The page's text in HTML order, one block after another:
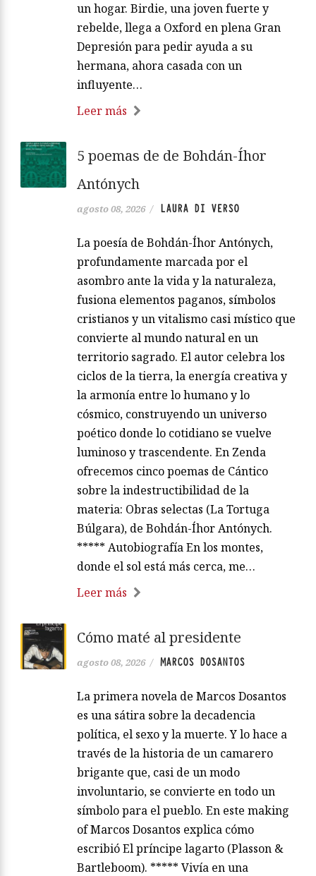
un hogar. Birdie, una joven fuerte y
rebelde, llega a Oxford en plena Gran
Depresión para pedir ayuda a su
hermana, ahora casada con un
influyente…
Leer más
5 poemas de de Bohdán-Íhor
Antónych
agosto 08, 2026 / LAURA DI VERSO
La poesía de Bohdán-Íhor Antónych,
profundamente marcada por el
asombro ante la vida y la naturaleza,
fusiona elementos paganos, símbolos
cristianos y un vitalismo casi místico que
convierte al mundo natural en un
territorio sagrado. El autor celebra los
ciclos de la tierra, la energía creativa y
la armonía entre lo humano y lo
cósmico, construyendo un universo
poético donde lo cotidiano se vuelve
luminoso y trascendente. En Zenda
ofrecemos cinco poemas de Cántico
sobre la indestructibilidad de la
materia: Obras selectas (La Tortuga
Búlgara), de Bohdán-Íhor Antónych.
***** Autobiografía En los montes,
donde el sol está más cerca, me…
Leer más
Cómo maté al presidente
agosto 08, 2026 / MARCOS DOSANTOS
La primera novela de Marcos Dosantos
es una sátira sobre la decadencia
política, el sexo y la muerte. Y lo hace a
través de la historia de un camarero
brigante que, casi de un modo
involuntario, se convierte en todo un
símbolo para el pueblo. En este making
of Marcos Dosantos explica cómo
escribió El príncipe lagarto (Plasson &
Bartleboom). ***** Vivía en una